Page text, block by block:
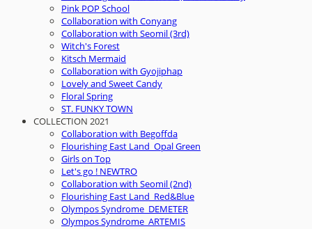
Pink POP School
Collaboration with Conyang
Collaboration with Seomil (3rd)
Witch's Forest
Kitsch Mermaid
Collaboration with Gyojiphap
Lovely and Sweet Candy
Floral Spring
ST. FUNKY TOWN
COLLECTION 2021
Collaboration with Begoffda
Flourishing East Land_Opal Green
Girls on Top
Let's go ! NEWTRO
Collaboration with Seomil (2nd)
Flourishing East Land_Red&Blue
Olympos Syndrome_DEMETER
Olympos Syndrome_ARTEMIS